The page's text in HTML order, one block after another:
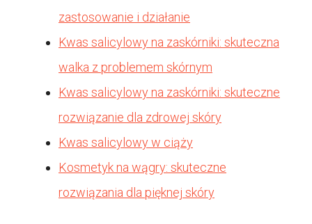
zastosowanie i działanie
Kwas salicylowy na zaskórniki: skuteczna
walka z problemem skórnym
Kwas salicylowy na zaskórniki: skuteczne
rozwiązanie dla zdrowej skóry
Kwas salicylowy w ciąży
Kosmetyk na wągry: skuteczne
rozwiązania dla pięknej skóry